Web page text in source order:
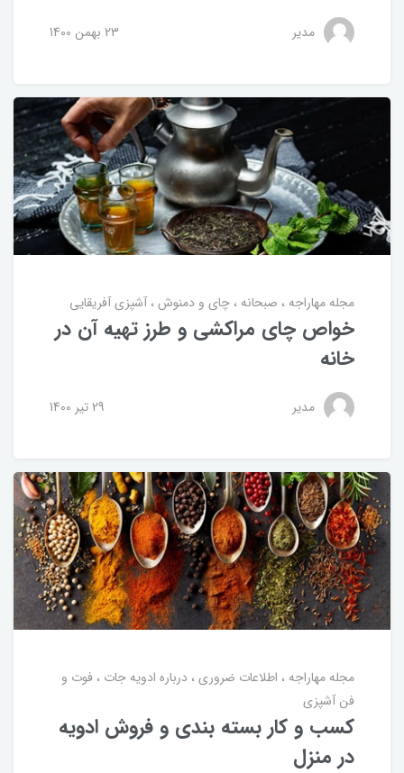
مدیر 23 بهمن 1400
مجله مهاراجه صبحانه چای و دمنوش آشپزی آفریقایی
خواص چای مراکشی و طرز تهیه آن در
خانه
مدیر 29 تير 1400
مجله مهاراجه اطلاعات ضروری درباره ادویه جات فوت و
فن آشپزی
کسب و کار بسته بندی و فروش ادویه
در منزل